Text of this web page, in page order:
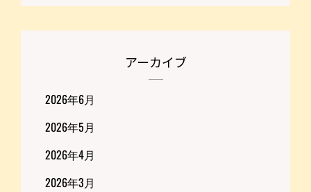
アーカイブ
2026年6月
2026年5月
2026年4月
2026年3月